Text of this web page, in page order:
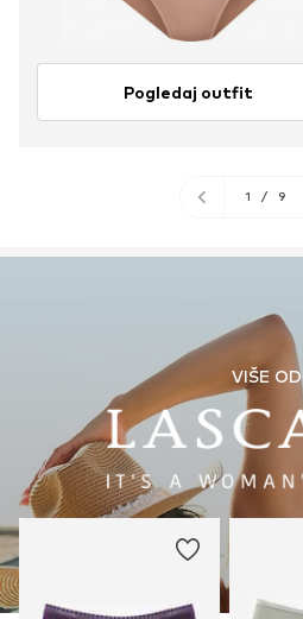
Pogledaj outfit
1 / 9
VIŠE OD